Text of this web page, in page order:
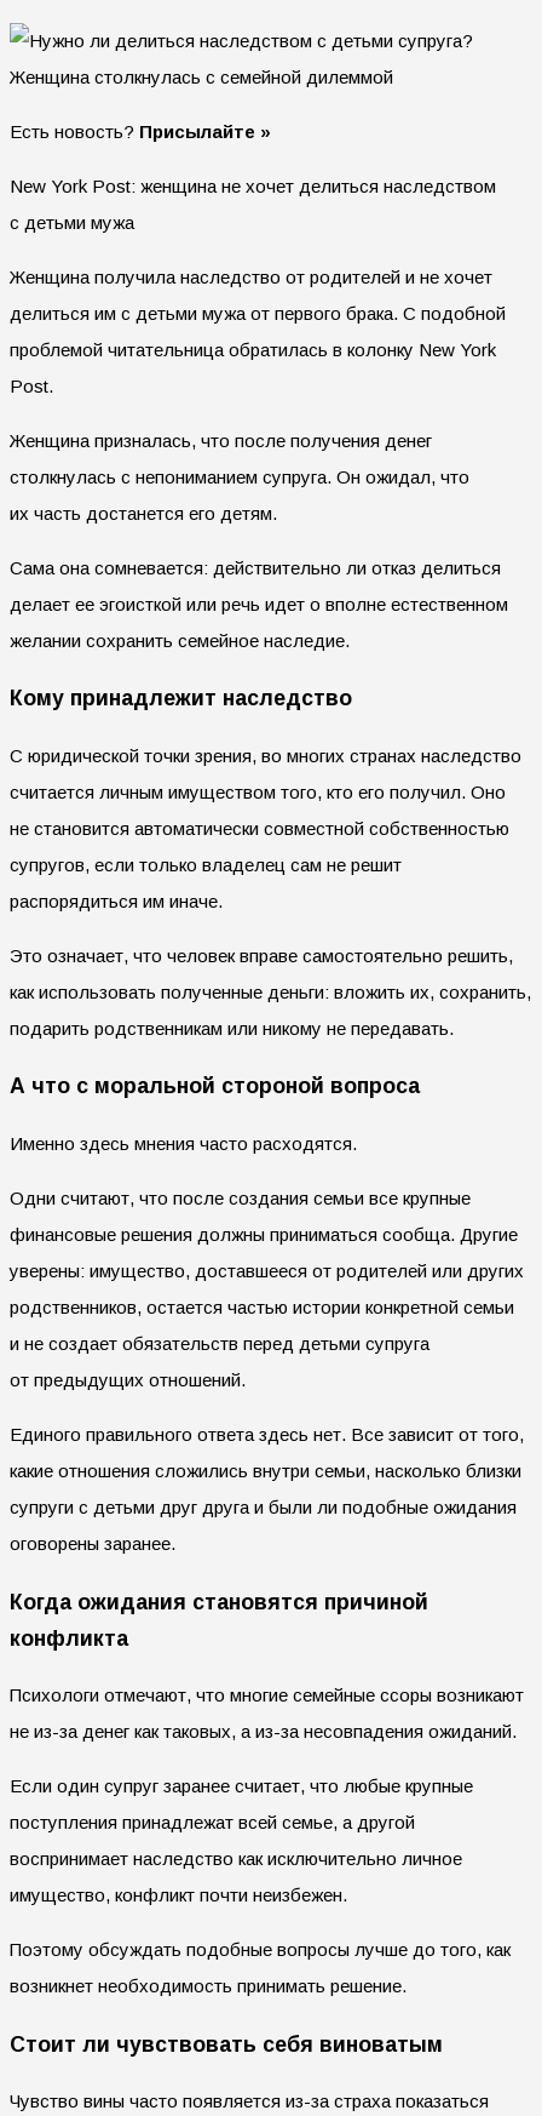
Есть новость? Присылайте »
New York Post: женщина не хочет делиться наследством
с детьми мужа
Женщина получила наследство от родителей и не хочет
делиться им с детьми мужа от первого брака. С подобной
проблемой читательница обратилась в колонку New York
Post.
Женщина призналась, что после получения денег
столкнулась с непониманием супруга. Он ожидал, что
их часть достанется его детям.
Сама она сомневается: действительно ли отказ делиться
делает ее эгоисткой или речь идет о вполне естественном
желании сохранить семейное наследие.
Кому принадлежит наследство
С юридической точки зрения, во многих странах наследство
считается личным имуществом того, кто его получил. Оно
не становится автоматически совместной собственностью
супругов, если только владелец сам не решит
распорядиться им иначе.
Это означает, что человек вправе самостоятельно решить,
как использовать полученные деньги: вложить их, сохранить,
подарить родственникам или никому не передавать.
А что с моральной стороной вопроса
Именно здесь мнения часто расходятся.
Одни считают, что после создания семьи все крупные
финансовые решения должны приниматься сообща. Другие
уверены: имущество, доставшееся от родителей или других
родственников, остается частью истории конкретной семьи
и не создает обязательств перед детьми супруга
от предыдущих отношений.
Единого правильного ответа здесь нет. Все зависит от того,
какие отношения сложились внутри семьи, насколько близки
супруги с детьми друг друга и были ли подобные ожидания
оговорены заранее.
Когда ожидания становятся причиной
конфликта
Психологи отмечают, что многие семейные ссоры возникают
не из-за денег как таковых, а из-за несовпадения ожиданий.
Если один супруг заранее считает, что любые крупные
поступления принадлежат всей семье, а другой
воспринимает наследство как исключительно личное
имущество, конфликт почти неизбежен.
Поэтому обсуждать подобные вопросы лучше до того, как
возникнет необходимость принимать решение.
Стоит ли чувствовать себя виноватым
Чувство вины часто появляется из-за страха показаться